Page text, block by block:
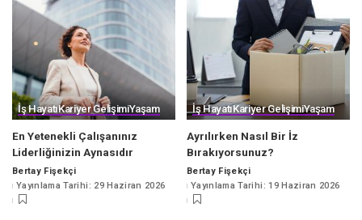
İş HayatıKariyer GelişimiYaşam
En Yetenekli Çalışanınız
Liderliğinizin Aynasıdır
Posted
by
Bertay Fişekçi
Yayınlama Tarihi: 29 Haziran 2026
İş HayatıKariyer GelişimiYaşam
Ayrılırken Nasıl Bir İz
Bırakıyorsunuz?
Posted
by
Bertay Fişekçi
Yayınlama Tarihi: 19 Haziran 2026